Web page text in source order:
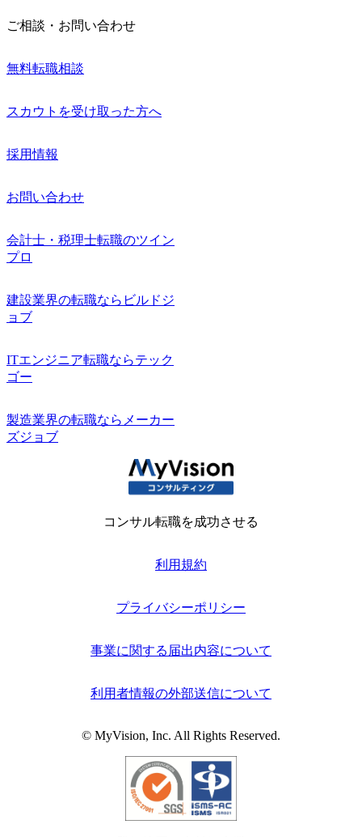
ご相談・お問い合わせ
無料転職相談
スカウトを受け取った方へ
採用情報
お問い合わせ
会計士・税理士転職のツイン
プロ
建設業界の転職ならビルドジ
ョブ
ITエンジニア転職ならテック
ゴー
製造業界の転職ならメーカー
ズジョブ
コンサル転職を成功させる
利用規約
プライバシーポリシー
事業に関する届出内容について
利用者情報の外部送信について
© MyVision, Inc. All Rights Reserved.